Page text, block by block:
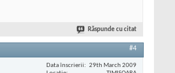
Răspunde cu citat
#4
Data înscrierii
29th March 2009